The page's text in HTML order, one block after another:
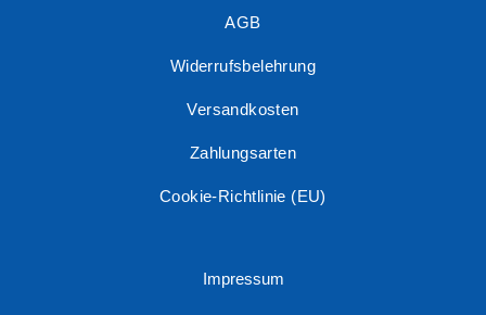
AGB
Widerrufsbelehrung
Versandkosten
Zahlungsarten
Cookie-Richtlinie (EU)
Impressum